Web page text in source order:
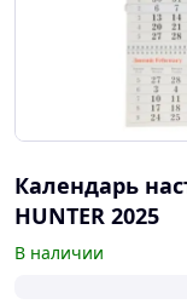
Календарь
HUNTER 2025
В наличии